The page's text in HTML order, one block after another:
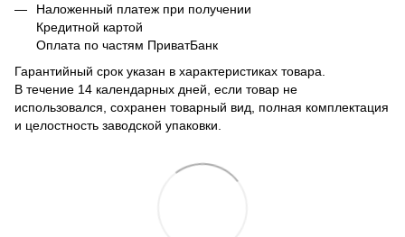
Наложенный платеж при получении
Кредитной картой
Оплата по частям ПриватБанк
Гарантийный срок указан в характеристиках товара.
В течение 14 календарных дней, если товар не
использовался, сохранен товарный вид, полная комплектация
и целостность заводской упаковки.